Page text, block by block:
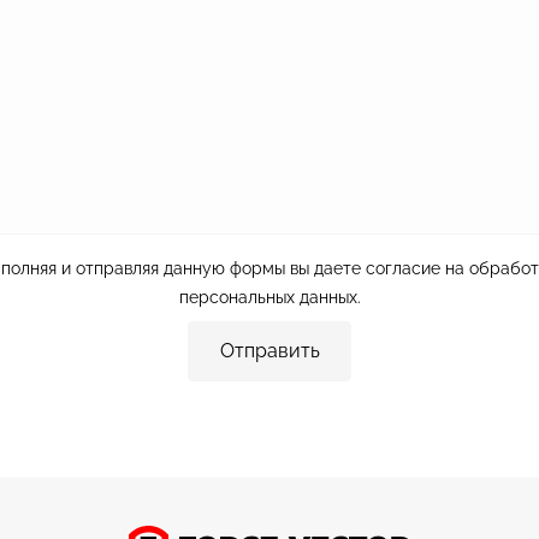
и отправляя данную формы вы даете согласие на
персональных данных.
Отправить